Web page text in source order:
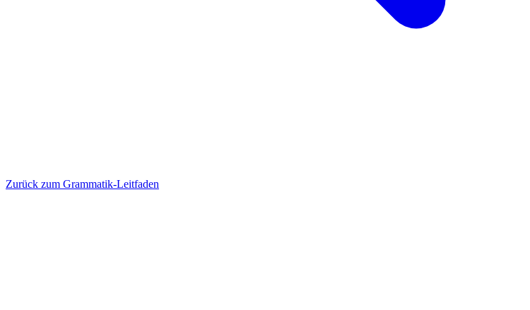
Zurück zum Grammatik-Leitfaden